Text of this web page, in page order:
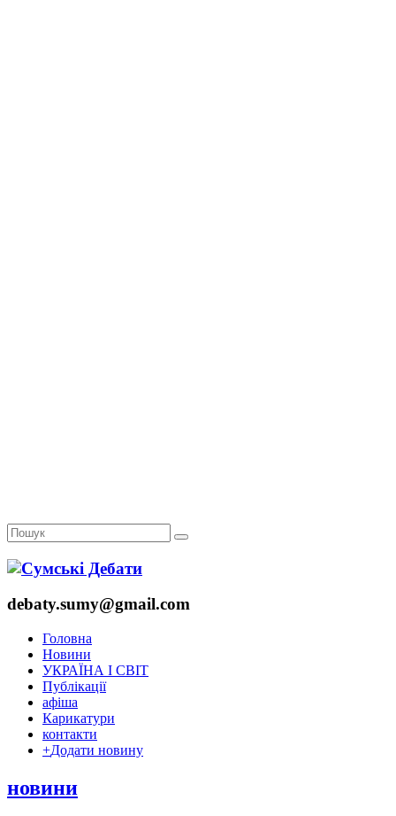
debaty.sumy@gmail.com
Головна
Новини
УКРАЇНА І СВІТ
Публікації
афіша
Карикатури
контакти
+Додати новину
новини